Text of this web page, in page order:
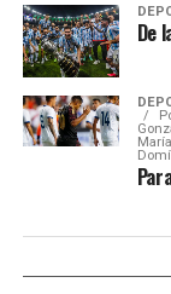
De